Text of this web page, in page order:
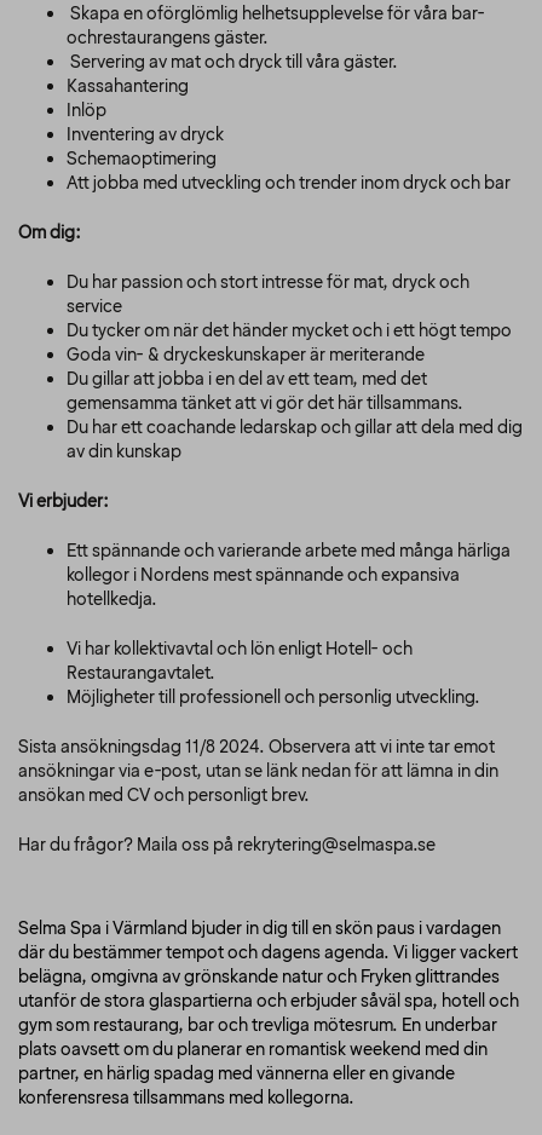
Skapa en oförglömlig helhetsupplevelse för våra bar-
ochrestaurangens gäster.
Servering av mat och dryck till våra gäster.
Kassahantering
Inlöp
Inventering av dryck
Schemaoptimering
Att jobba med utveckling och trender inom dryck och bar
Om dig:
Du har passion och stort intresse för mat, dryck och
service
Du tycker om när det händer mycket och i ett högt tempo
Goda vin- & dryckeskunskaper är meriterande
Du gillar att jobba i en del av ett team, med det
gemensamma tänket att vi gör det här tillsammans.
Du har ett coachande ledarskap och gillar att dela med dig
av din kunskap
Vi erbjuder:
Ett spännande och varierande arbete med många härliga
kollegor i Nordens mest spännande och expansiva
hotellkedja.
Vi har kollektivavtal och lön enligt Hotell- och
Restaurangavtalet.
Möjligheter till professionell och personlig utveckling.
Sista ansökningsdag 11/8 2024. Observera att vi inte tar emot
ansökningar via e-post, utan se länk nedan för att lämna in din
ansökan med CV och personligt brev.
Har du frågor? Maila oss på rekrytering@selmaspa.se
Selma Spa i Värmland bjuder in dig till en skön paus i vardagen
där du bestämmer tempot och dagens agenda. Vi ligger vackert
belägna, omgivna av grönskande natur och Fryken glittrandes
utanför de stora glaspartierna och erbjuder såväl spa, hotell och
gym som restaurang, bar och trevliga mötesrum. En underbar
plats oavsett om du planerar en romantisk weekend med din
partner, en härlig spadag med vännerna eller en givande
konferensresa tillsammans med kollegorna.